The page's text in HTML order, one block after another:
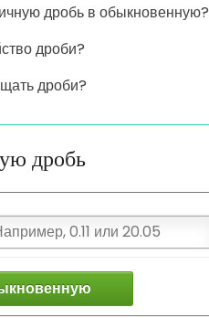
дробь в обыкновенную?
дроби?
дроби?
дробь